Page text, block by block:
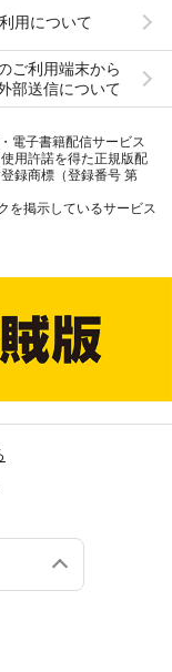
用について
ご利用端末から
部送信について
電子書籍配信サービス
用許諾を得た正規版配
録商標（登録番号 第
を掲示しているサービス